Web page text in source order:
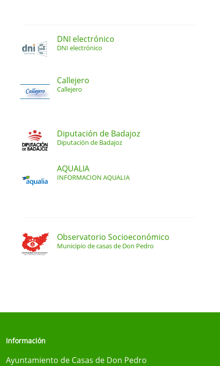
DNI electrónico
DNI electrónico
Callejero
Callejero
Diputación de Badajoz
Diputación de Badajoz
AQUALIA
INFORMACION AQUALIA
Observatorio Socioeconómico
Municipio de casas de Don Pedro
Información
Ayuntamiento de Casas de Don Pedro